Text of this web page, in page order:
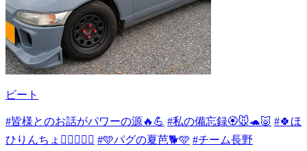
ビート
#皆様とのお話がパワーの源🔥💪 #私の備忘録🏵️🐭🐢🐷 #🍀ほ
ひりんちょ👉🏻👈🏻🍀 #🩵パグの夏芭🐕🩵 #チーム長野